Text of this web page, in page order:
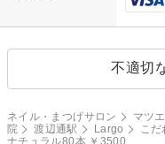
不適切
ネイル・まつげサロン マツ
院
渡辺通駅 Largo こだ